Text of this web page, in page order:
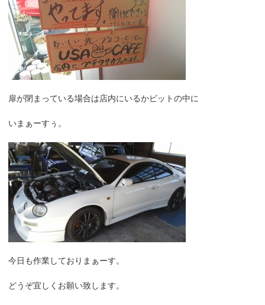
扉が閉まっている場合は店内にいるかピットの中に
いまぁーすぅ。
今日も作業しておりまぁーす。
どうぞ宜しくお願い致します。